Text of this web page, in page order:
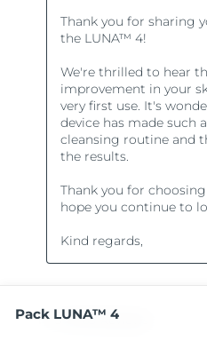
Pack LUNA™ 4